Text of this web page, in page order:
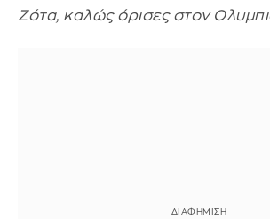
Ζότα, καλώς όρισες στον